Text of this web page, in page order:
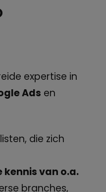
expertise in
Ads en
die zich
van o.a.
branches,